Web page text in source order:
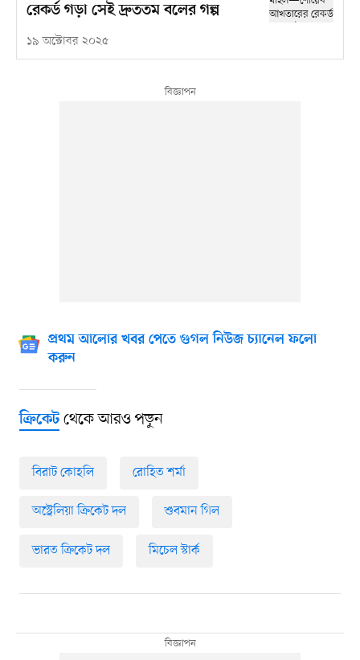
রেকর্ড গড়া সেই দ্রুততম বলের গল্প
১৯ অক্টোবর ২০২৫
প্রথম আলোর খবর পেতে গুগল নিউজ চ্যানেল ফলো
করুন
ক্রিকেটথেকে আরও পড়ুন
বিরাট কোহলি রোহিত শর্মা
অস্ট্রেলিয়া ক্রিকেট দল শুবমান গিল
ভারত ক্রিকেট দল মিচেল স্টার্ক